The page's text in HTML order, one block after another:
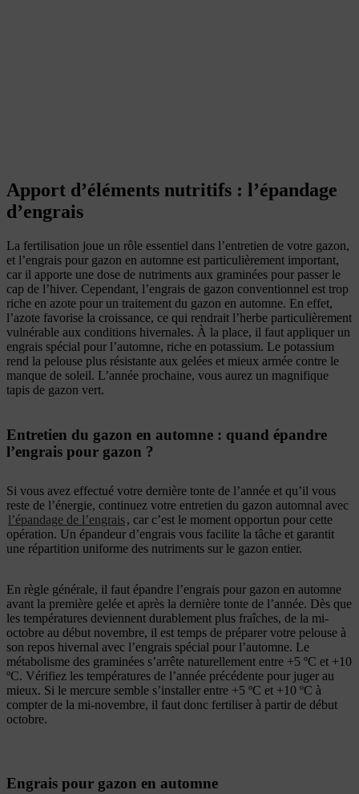
Apport d’éléments nutritifs : l’épandage
d’engrais
La fertilisation joue un rôle essentiel dans l’entretien de votre gazon,
et l’engrais pour gazon en automne est particulièrement important,
car il apporte une dose de nutriments aux graminées pour passer le
cap de l’hiver. Cependant, l’engrais de gazon conventionnel est trop
riche en azote pour un traitement du gazon en automne. En effet,
l’azote favorise la croissance, ce qui rendrait l’herbe particulièrement
vulnérable aux conditions hivernales. À la place, il faut appliquer un
engrais spécial pour l’automne, riche en potassium. Le potassium
rend la pelouse plus résistante aux gelées et mieux armée contre le
manque de soleil. L’année prochaine, vous aurez un magnifique
tapis de gazon vert.
Entretien du gazon en automne : quand épandre
l’engrais pour gazon ?
Si vous avez effectué votre dernière tonte de l’année et qu’il vous
reste de l’énergie, continuez votre entretien du gazon automnal avec
l’épandage de l’engrais, car c’est le moment opportun pour cette
opération. Un épandeur d’engrais vous facilite la tâche et garantit
une répartition uniforme des nutriments sur le gazon entier.
En règle générale, il faut épandre l’engrais pour gazon en automne
avant la première gelée et après la dernière tonte de l’année. Dès que
les températures deviennent durablement plus fraîches, de la mi-
octobre au début novembre, il est temps de préparer votre pelouse à
son repos hivernal avec l’engrais spécial pour l’automne. Le
métabolisme des graminées s’arrête naturellement entre +5 ºC et +10
ºC. Vérifiez les températures de l’année précédente pour juger au
mieux. Si le mercure semble s’installer entre +5 ºC et +10 ºC à
compter de la mi-novembre, il faut donc fertiliser à partir de début
octobre.
Engrais pour gazon en automne